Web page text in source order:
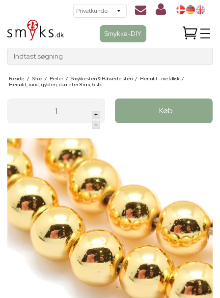
Smykke-DIY
Indtast søgning
Forside / Shop / Perler / Smykkesten & Halvædelsten / Hematit - metallisk /
Hematit, rund, gylden, diameter 8 mm, 6 stk
+
-
Køb